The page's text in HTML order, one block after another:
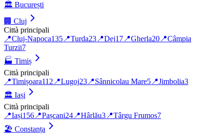
🏛️ București
🏢 Cluj
Città principali
📍Cluj-Napoca135 📍Turda23 📍Dej17 📍Gherla20 📍Câmpia
Turzii7
🏭 Timiș
Città principali
📍Timișoara112 📍Lugoj23 📍Sânnicolau Mare5 📍Jimbolia3
🏛️ Iași
Città principali
📍Iași156 📍Pașcani24 📍Hârlău3 📍Târgu Frumos7
🏖️ Constanța